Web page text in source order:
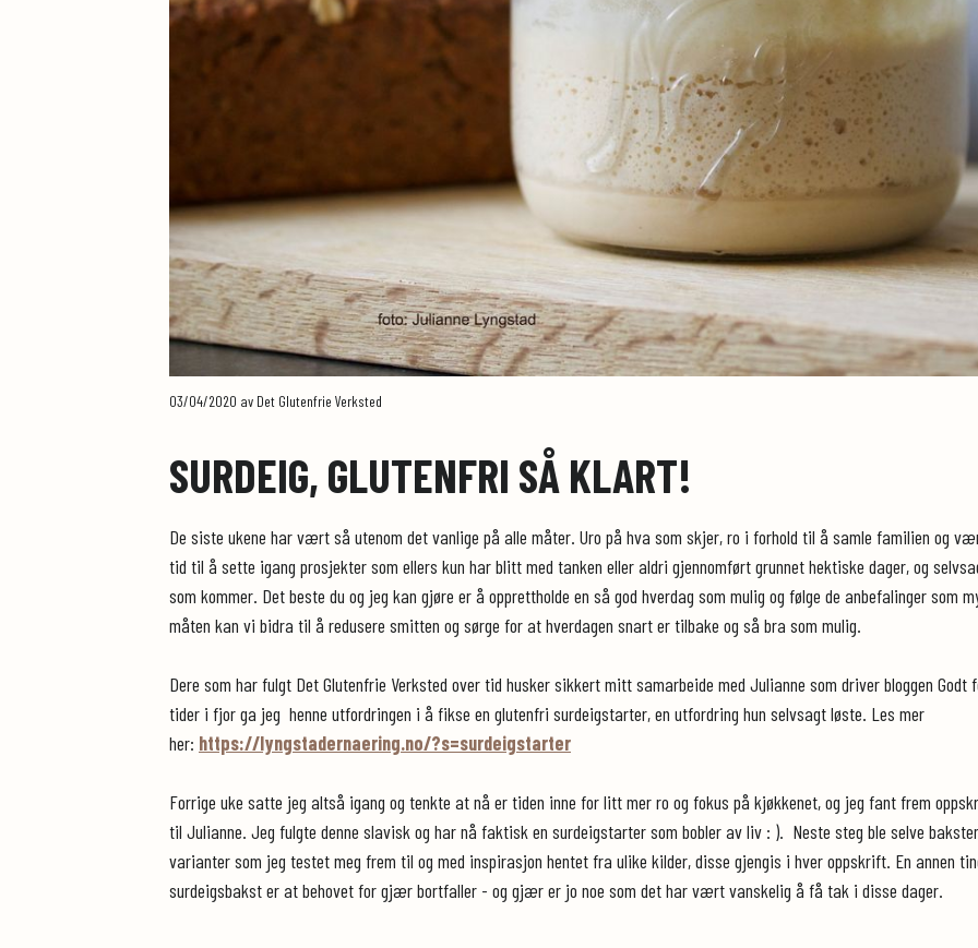
03/04/2020 av Det Glutenfrie Verksted
SURDEIG, GLUTENFRI SÅ KLART!
De siste ukene har vært så utenom det vanlige på alle måter. Uro på hva som skjer, ro i forhold til å samle familien og
tid til å sette igang prosjekter som ellers kun har blitt med tanken eller aldri gjennomført grunnet hektiske dager, og
som kommer. Det beste du og jeg kan gjøre er å opprettholde en så god hverdag som mulig og følge de anbefalinger som
måten kan vi bidra til å redusere smitten og sørge for at hverdagen snart er tilbake og så bra som mulig.
Dere som har fulgt Det Glutenfrie Verksted over tid husker sikkert mitt samarbeide med Julianne som driver bloggen Godt
tider i fjor ga jeg henne utfordringen i å fikse en glutenfri surdeigstarter, en utfordring hun selvsagt løste. Les mer
her: https://lyngstadernaering.no/?s=surdeigstarter
Forrige uke satte jeg altså igang og tenkte at nå er tiden inne for litt mer ro og fokus på kjøkkenet, og jeg fant frem
til Julianne. Jeg fulgte denne slavisk og har nå faktisk en surdeigstarter som bobler av liv : ). Neste steg ble selve
varianter som jeg testet meg frem til og med inspirasjon hentet fra ulike kilder, disse gjengis i hver oppskrift. En annen
surdeigsbakst er at behovet for gjær bortfaller - og gjær er jo noe som det har vært vanskelig å få tak i disse dager.